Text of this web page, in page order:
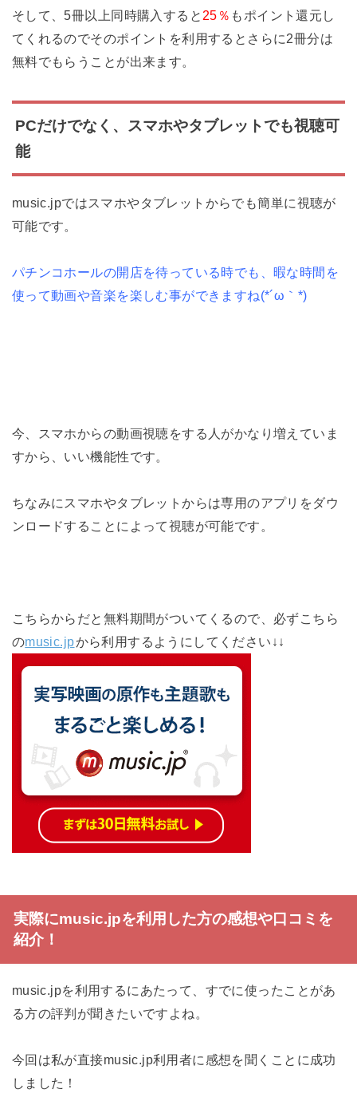
そして、5冊以上同時購入すると 25％ もポイント還元し
てくれるのでそのポイントを利用するとさらに2冊分は
無料でもらうことが出来ます。
PCだけでなく、スマホやタブレットでも視聴可
能
music.jpではスマホやタブレットからでも簡単に視聴が
可能です。
パチンコホールの開店を待っている時でも、暇な時間を
使って動画や音楽を楽しむ事ができますね(*´ω｀*)
今、スマホからの動画視聴をする人がかなり増えていま
すから、いい機能性です。
ちなみにスマホやタブレットからは専用のアプリをダウ
ンロードすることによって視聴が可能です。
こちらからだと無料期間がついてくるので、必ずこちら
のmusic.jpから利用するようにしてください↓↓
実際にmusic.jpを利用した方の感想や口コミを
紹介！
music.jpを利用するにあたって、すでに使ったことがあ
る方の評判が聞きたいですよね。
今回は私が直接music.jp利用者に感想を聞くことに成功
しました！